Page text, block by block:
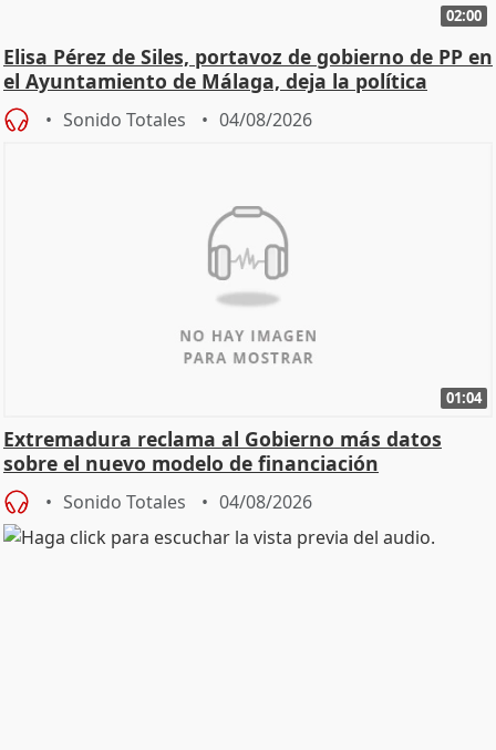
02:00
Elisa Pérez de Siles, portavoz de gobierno de PP en
el Ayuntamiento de Málaga, deja la política
Sonido Totales 04/08/2026
01:04
Extremadura reclama al Gobierno más datos
sobre el nuevo modelo de financiación
Sonido Totales 04/08/2026